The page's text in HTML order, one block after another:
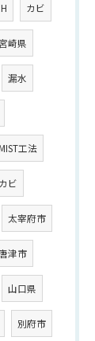
カビ
宮崎県
漏水
工法
ビ
太宰府市
津市
山口県
別府市